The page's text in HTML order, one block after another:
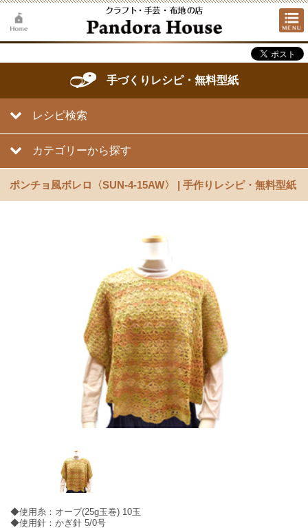
手づくりレシピ・無料型紙
レシピ検索
カテゴリーから探す
ポンチョ風ボレロ〈SUN-4-15AW〉 | 手作りレシピ・無料型紙
◆使用糸：オーブ(25g玉巻) 10玉
◆使用針：かぎ針 5/0号